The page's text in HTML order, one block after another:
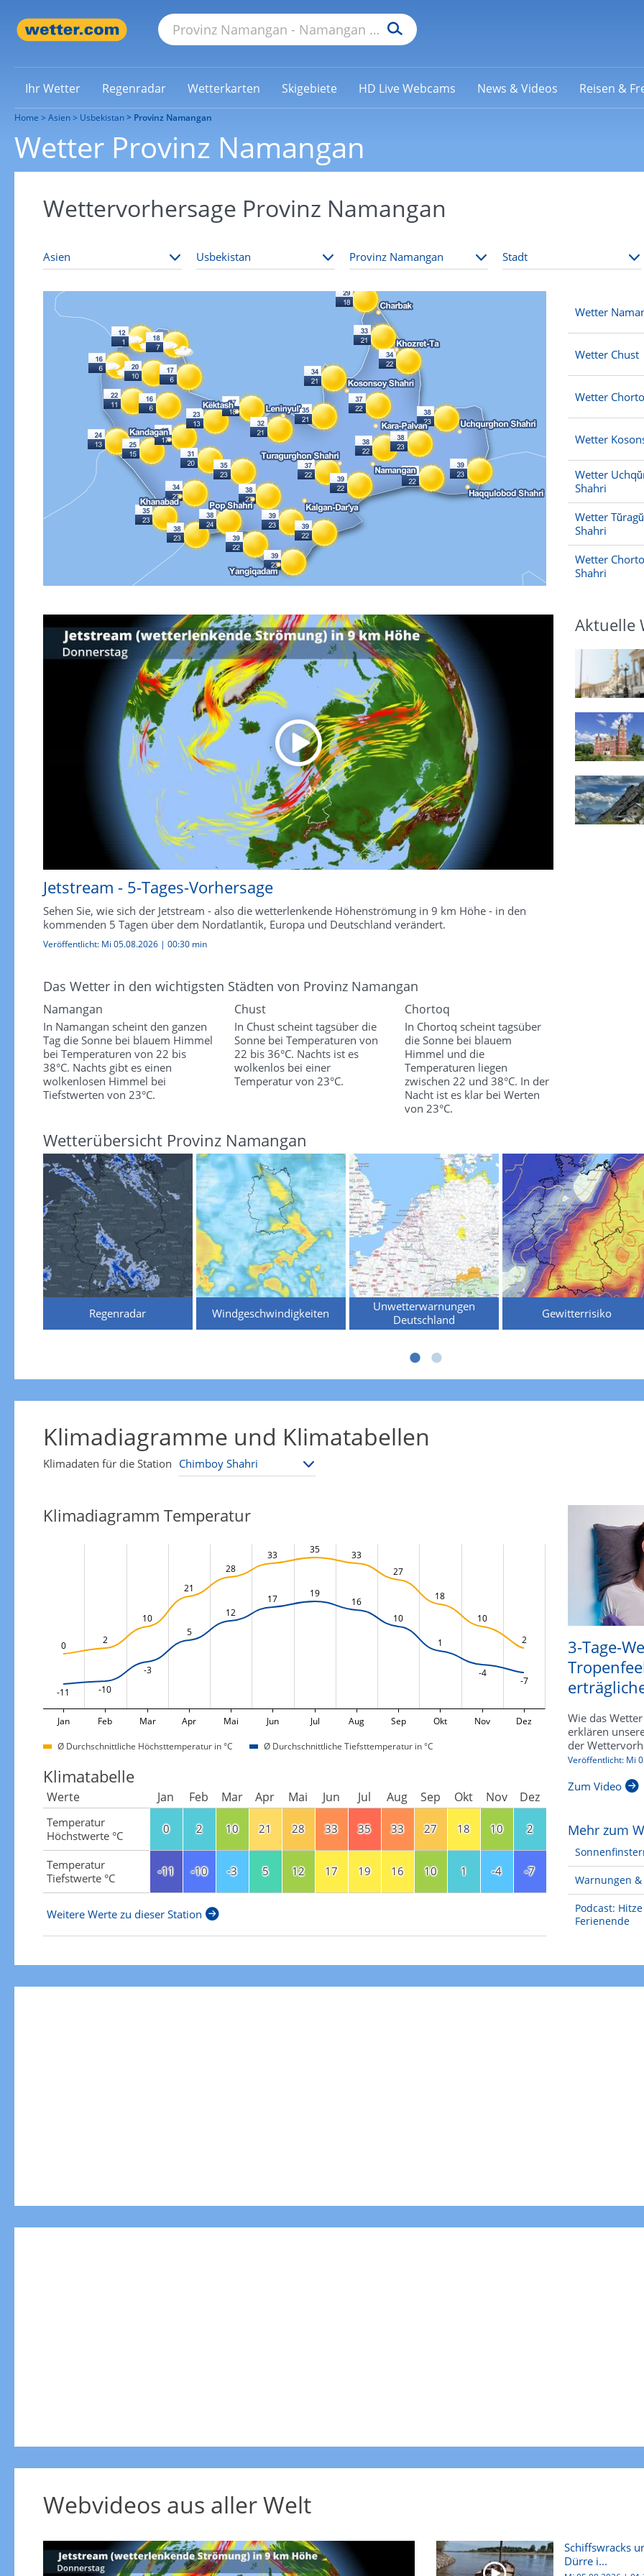
Ihr Wetter Regenradar Wetterkarten Skigebiete HD Live Webcams News & Videos Reisen &
Home Asien Usbekistan Provinz Namangan
Wetter Provinz Namangan
Wettervorhersage Provinz Namangan
Wetter
Wetter Chust
Wetter
Wetter
Wetter
Shahri
Wetter
Shahri
Wetter
Shahri
Jetstream - 5-Tages-Vorhersage
Sehen Sie, wie sich der Jetstream - also die wetterlenkende Höhenströmung in 9 km Höhe - in den
kommenden 5 Tagen über dem Nordatlantik, Europa und Deutschland verändert.
Veröffentlicht: Mi 05.08.2026 | 00:30 min
Das Wetter in den wichtigsten Städten von Provinz Namangan
Namangan
In Namangan scheint den ganzen
Tag die Sonne bei blauem Himmel
bei Temperaturen von 22 bis
38°C. Nachts gibt es einen
wolkenlosen Himmel bei
Tiefstwerten von 23°C.
Chust
In Chust scheint tagsüber die
Sonne bei Temperaturen von
22 bis 36°C. Nachts ist es
wolkenlos bei einer
Temperatur von 23°C.
Chortoq
In Chortoq scheint tagsüber
die Sonne bei blauem
Himmel und die
Temperaturen liegen
zwischen 22 und 38°C. In der
Nacht ist es klar bei Werten
von 23°C.
Aktuelle
Wetterübersicht Provinz Namangan
Regenradar Windgeschwindigkeiten
Unwetterwarnungen
Deutschland
Gewitterrisiko
Klimadiagramme und Klimatabellen
Klimadaten für die Station
Klimadiagramm Temperatur
0 2
10
21
28
33 35
33
27
18
10
2
-11 -10
-3
5
12
17 19
16
10
1
-4
-7
Jan Feb Mar Apr Mai Jun Jul Aug Sep Okt Nov Dez
Ø Durchschnittliche Höchsttemperatur in °C Ø Durchschnittliche Tiefsttemperatur in °C
Klimatabelle
Werte Jan Feb Mar Apr Mai Jun Jul Aug Sep Okt Nov Dez
Temperatur
Höchstwerte °C
0 2 10 21 28 33 35 33 27 18 10 2
Temperatur
Tiefstwerte °C
-11 -10 -3 5 12 17 19 16 10 1 -4 -7
Weitere Werte zu dieser Station
3-Tage-
Wie das
erklären
der
Veröffentlicht: Mi
Zum Video
Mehr zum
Warnungen
Podcast:
Ferienende
Webvideos aus aller Welt
Schiffswracks
Dürre i...